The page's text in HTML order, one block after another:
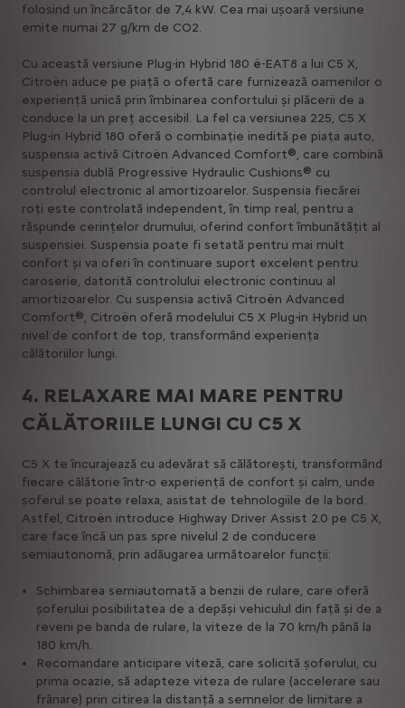
folosind un încărcător de 7,4 kW. Cea mai ușoară versiune
emite numai 27 g/km de CO2.
Cu această versiune Plug-in Hybrid 180 ë-EAT8 a lui C5 X,
Citroën aduce pe piață o ofertă care furnizează oamenilor o
experiență unică prin îmbinarea confortului și plăcerii de a
conduce la un preț accesibil. La fel ca versiunea 225, C5 X
Plug-in Hybrid 180 oferă o combinație inedită pe piața auto,
suspensia activă Citroën Advanced Comfort®, care combină
suspensia dublă Progressive Hydraulic Cushions® cu
controlul electronic al amortizoarelor. Suspensia fiecărei
roți este controlată independent, în timp real, pentru a
răspunde cerințelor drumului, oferind confort îmbunătățit al
suspensiei. Suspensia poate fi setată pentru mai mult
confort și va oferi în continuare suport excelent pentru
caroserie, datorită controlului electronic continuu al
amortizoarelor. Cu suspensia activă Citroën Advanced
Comfort®, Citroën oferă modelului C5 X Plug-in Hybrid un
nivel de confort de top, transformând experiența
călătoriilor lungi.
4. RELAXARE MAI MARE PENTRU
CĂLĂTORIILE LUNGI CU C5 X
C5 X te încurajează cu adevărat să călătoreşti, transformând
fiecare călătorie într-o experienţă de confort şi calm, unde
şoferul se poate relaxa, asistat de tehnologiile de la bord.
Astfel, Citroën introduce Highway Driver Assist 2.0 pe C5 X,
care face încă un pas spre nivelul 2 de conducere
semiautonomă, prin adăugarea următoarelor funcţii:
Schimbarea semiautomată a benzii de rulare, care oferă
şoferului posibilitatea de a depăşi vehiculul din faţă şi de a
reveni pe banda de rulare, la viteze de la 70 km/h până la
180 km/h.
Recomandare anticipare viteză, care solicită șoferului, cu
prima ocazie, să adapteze viteza de rulare (accelerare sau
frânare) prin citirea la distanță a semnelor de limitare a